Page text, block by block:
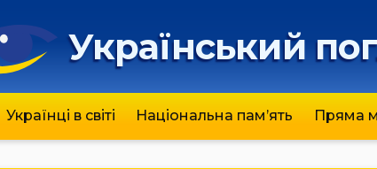
Український
Українці в світі Національна пам’ять Пряма